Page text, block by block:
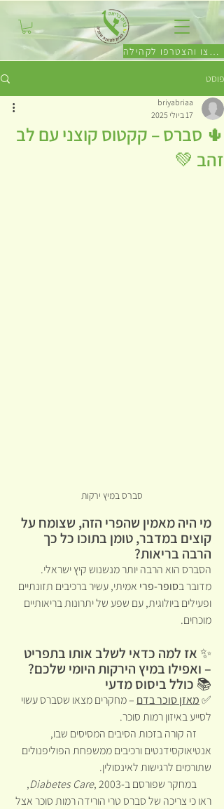
לחצו והצטרפו לקהילה
פוסט
🌵 סברס – קקטוס קוצני עם לב
זהב 💚
briyabriaa
17 ביולי 2025
סברס במיץ ירקות
מי היה מאמין שהפרי הזה, שצומח על
קוצים במדבר, טומן בתוכו כל כך
הרבה בריאות?
הסברס הוא הרבה יותר מנשנוש קיץ ישראלי.
מדובר בסופר-פרי אמיתי, עשיר ברכיבים תזונתיים
ופעילים ביולוגית, עם שפע של יתרונות בריאותיים
מוכחים.
✨ אז למה כדאי לשלב אותו בתפריט
– ואפילו במיץ הירקות היומי שלכם?
📚 כולל ביסוס מדעי
✅ מאזן סוכר בדם – מחקרים מצאו שסברס עשוי
לסייע באיזון רמות סוכר.
       זה קורה בזכות הסיבים המסיסים שבו,
אנטיאוקסידנטים ורכיבים ממשפחת הפוליפנולים
שתורמים לרגישות לאינסולין.
Diabetes Care
, 2003,
ראו כי צריכה של סברס טרי הורידה רמות סוכר אצל